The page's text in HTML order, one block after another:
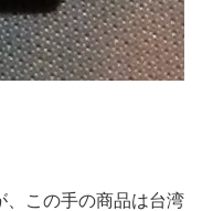
、この手の商品は台湾